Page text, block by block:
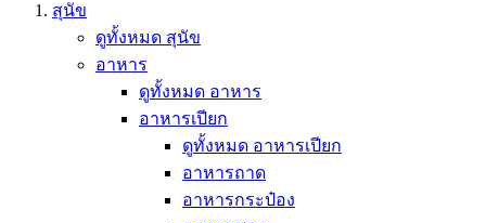
สุนัข
ดูทั้งหมด สุนัข
อาหาร
ดูทั้งหมด อาหาร
อาหารเปียก
ดูทั้งหมด อาหารเปียก
อาหารถาด
อาหารกระป๋อง